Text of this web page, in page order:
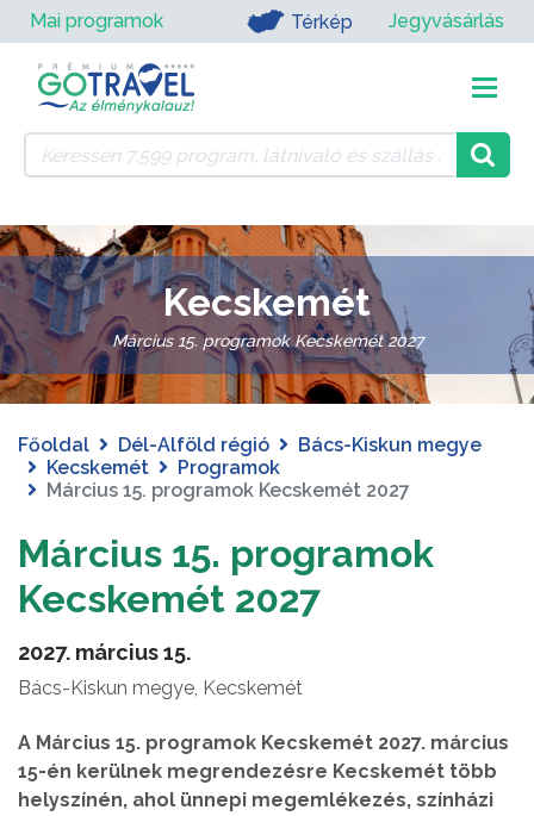
Mai programok Térkép Jegyvásárlás
Kecskemét
Március 15. programok Kecskemét 2027
Főoldal Dél-Alföld régió
Bács-Kiskun megye
Kecskemét
Programok
Március 15. programok Kecskemét 2027
Március 15. programok
Kecskemét 2027
2027. március 15.
Bács-Kiskun megye, Kecskemét
A Március 15. programok Kecskemét 2027. március
15-én kerülnek megrendezésre Kecskemét több
helyszínén, ahol ünnepi megemlékezés, színházi